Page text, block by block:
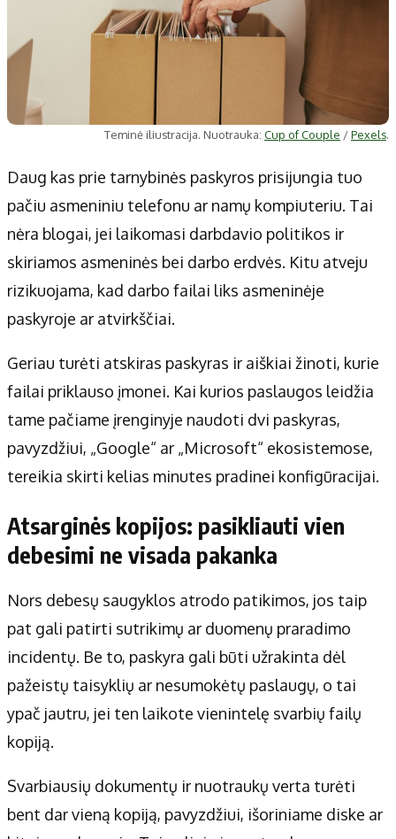
Teminė iliustracija. Nuotrauka: Cup of Couple /Pexels.
Daug kas prie tarnybinės paskyros prisijungia tuo
pačiu asmeniniu telefonu ar namų kompiuteriu. Tai
nėra blogai, jei laikomasi darbdavio politikos ir
skiriamos asmeninės bei darbo erdvės. Kitu atveju
rizikuojama, kad darbo failai liks asmeninėje
paskyroje ar atvirkščiai.
Geriau turėti atskiras paskyras ir aiškiai žinoti, kurie
failai priklauso įmonei. Kai kurios paslaugos leidžia
tame pačiame įrenginyje naudoti dvi paskyras,
pavyzdžiui, „Google“ ar „Microsoft“ ekosistemose,
tereikia skirti kelias minutes pradinei konfigūracijai.
Atsarginės kopijos: pasikliauti vien
debesimi ne visada pakanka
Nors debesų saugyklos atrodo patikimos, jos taip
pat gali patirti sutrikimų ar duomenų praradimo
incidentų. Be to, paskyra gali būti užrakinta dėl
pažeistų taisyklių ar nesumokėtų paslaugų, o tai
ypač jautru, jei ten laikote vienintelę svarbių failų
kopiją.
Svarbiausių dokumentų ir nuotraukų verta turėti
bent dar vieną kopiją, pavyzdžiui, išoriniame diske ar